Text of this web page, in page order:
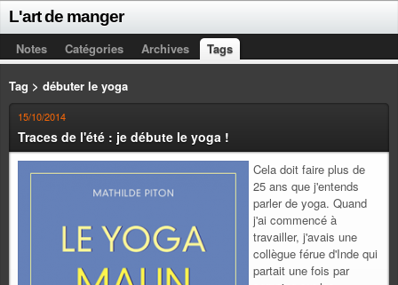
L'art de manger
Notes Catégories Archives Tags
Tag > débuter le yoga
15/10/2014
Traces de l'été : je débute le yoga !
Cela doit faire plus de
25 ans que j'entends
parler de yoga. Quand
j'ai commencé à
travailler, j'avais une
collègue férue d'Inde qui
partait une fois par